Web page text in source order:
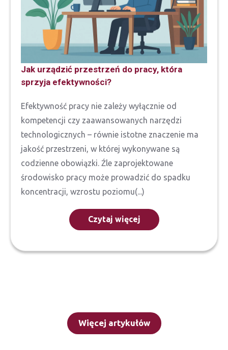
Jak urządzić przestrzeń do pracy, która
sprzyja efektywności?
Efektywność pracy nie zależy wyłącznie od
kompetencji czy zaawansowanych narzędzi
technologicznych – równie istotne znaczenie ma
jakość przestrzeni, w której wykonywane są
codzienne obowiązki. Źle zaprojektowane
środowisko pracy może prowadzić do spadku
koncentracji, wzrostu poziomu(...)
Czytaj więcej
Więcej artykułów